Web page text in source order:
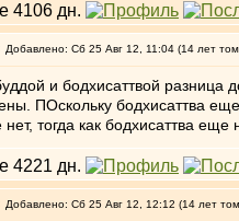
Добавлено: Сб 25 Авг 12, 11:04 (14 лет
и бодхисаттвой разница
ПОскольку бодхисаттва
тогда как бодхисаттва
Добавлено: Сб 25 Авг 12, 12:12 (14 лет